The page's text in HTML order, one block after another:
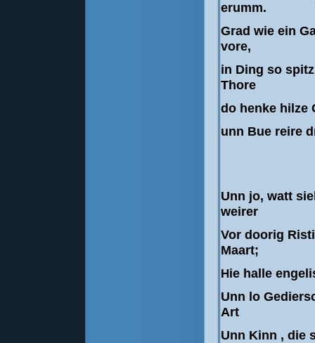
erumm.
Grad wie ein
vore,
in Ding so
Thore
do henke hilze
unn Bue reire
Unn jo, watt
weirer
Vor doorig
Maart;
Hie halle
Unn lo
Art
Unn Kinn , die